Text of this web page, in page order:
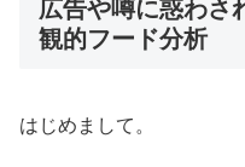
広告や噂に惑わさ
観的フード分析
はじめまして。